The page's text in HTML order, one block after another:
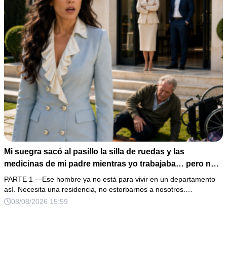
Mi suegra sacó al pasillo la silla de ruedas y las
medicinas de mi padre mientras yo trabajaba… pero no
sabía que él era dueño de la casa y que su hijo acabaría
perdiéndolo todo
PARTE 1 —Ese hombre ya no está para vivir en un departamento
así. Necesita una residencia, no estorbarnos a nosotros.…
08/08/2026 15:59